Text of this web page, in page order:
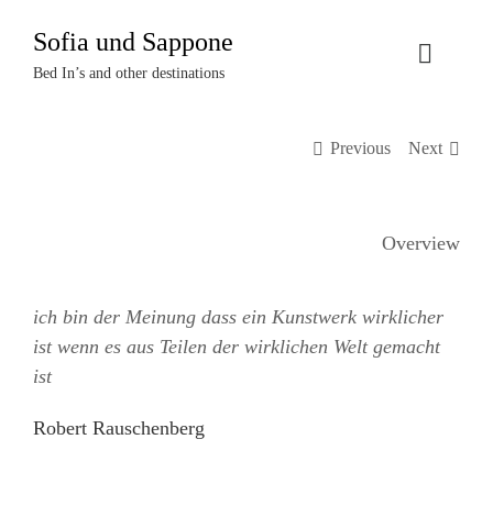
Inhalt
springen
Sofia und Sappone
Bed In’s and other destinations
Toggle
Termine
Previous Next
Overview
ich bin der Meinung dass ein Kunstwerk wirklicher
ist wenn es aus Teilen der wirklichen Welt gemacht
ist
Robert Rauschenberg